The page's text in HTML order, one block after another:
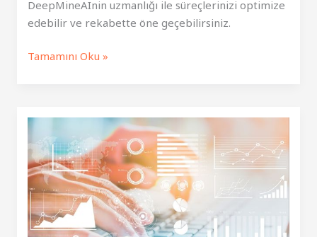
DeepMineAInin uzmanlığı ile süreçlerinizi optimize
edebilir ve rekabette öne geçebilirsiniz.
Operasyonel
ile
En
İyi
Süreç
İyileştirme
Tamamını Oku »